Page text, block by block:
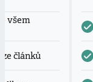
všem
článků